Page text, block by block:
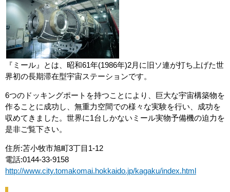
『ミール』とは、昭和61年(1986年)2月に旧ソ連が打ち上げた世
界初の長期滞在型宇宙ステーションです。
6つのドッキングポートを持つことにより、巨大な宇宙構築物を
作ることに成功し、無重力空間での様々な実験を行い、成功を
収めてきました。世界に1台しかないミール実物予備機の迫力を
是非ご覧下さい。
住所:苫小牧市旭町3丁目1-12
電話:0144-33-9158
http://www.city.tomakomai.hokkaido.jp/kagaku/index.html